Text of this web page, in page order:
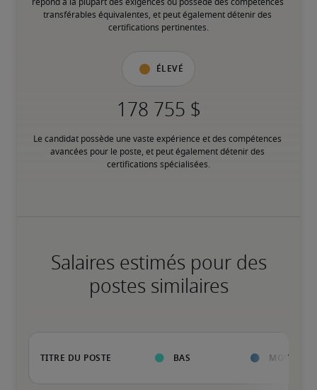
répond à la plupart des exigences ou possède des compétences
transférables équivalentes, et peut également détenir des
certifications pertinentes.
Élevé
Le candidat possède une vaste expérience et des compétences
avancées pour le poste, et peut également détenir des
certifications spécialisées.
Salaires estimés pour des
postes similaires